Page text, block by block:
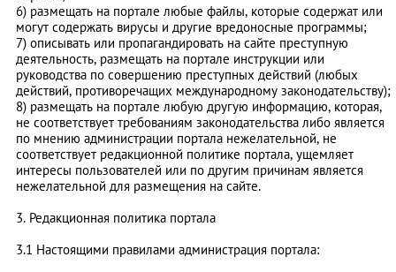
6) размещать на портале любые файлы, которые содержат или
могут содержать вирусы и другие вредоносные программы;
7) описывать или пропагандировать на сайте преступную
деятельность, размещать на портале инструкции или
руководства по совершению преступных действий (любых
действий, противоречащих международному законодательству);
8) размещать на портале любую другую информацию, которая,
не соответствует требованиям законодательства либо является
по мнению администрации портала нежелательной, не
соответствует редакционной политике портала, ущемляет
интересы пользователей или по другим причинам является
нежелательной для размещения на сайте.
3. Редакционная политика портала
3.1 Настоящими правилами администрация портала: